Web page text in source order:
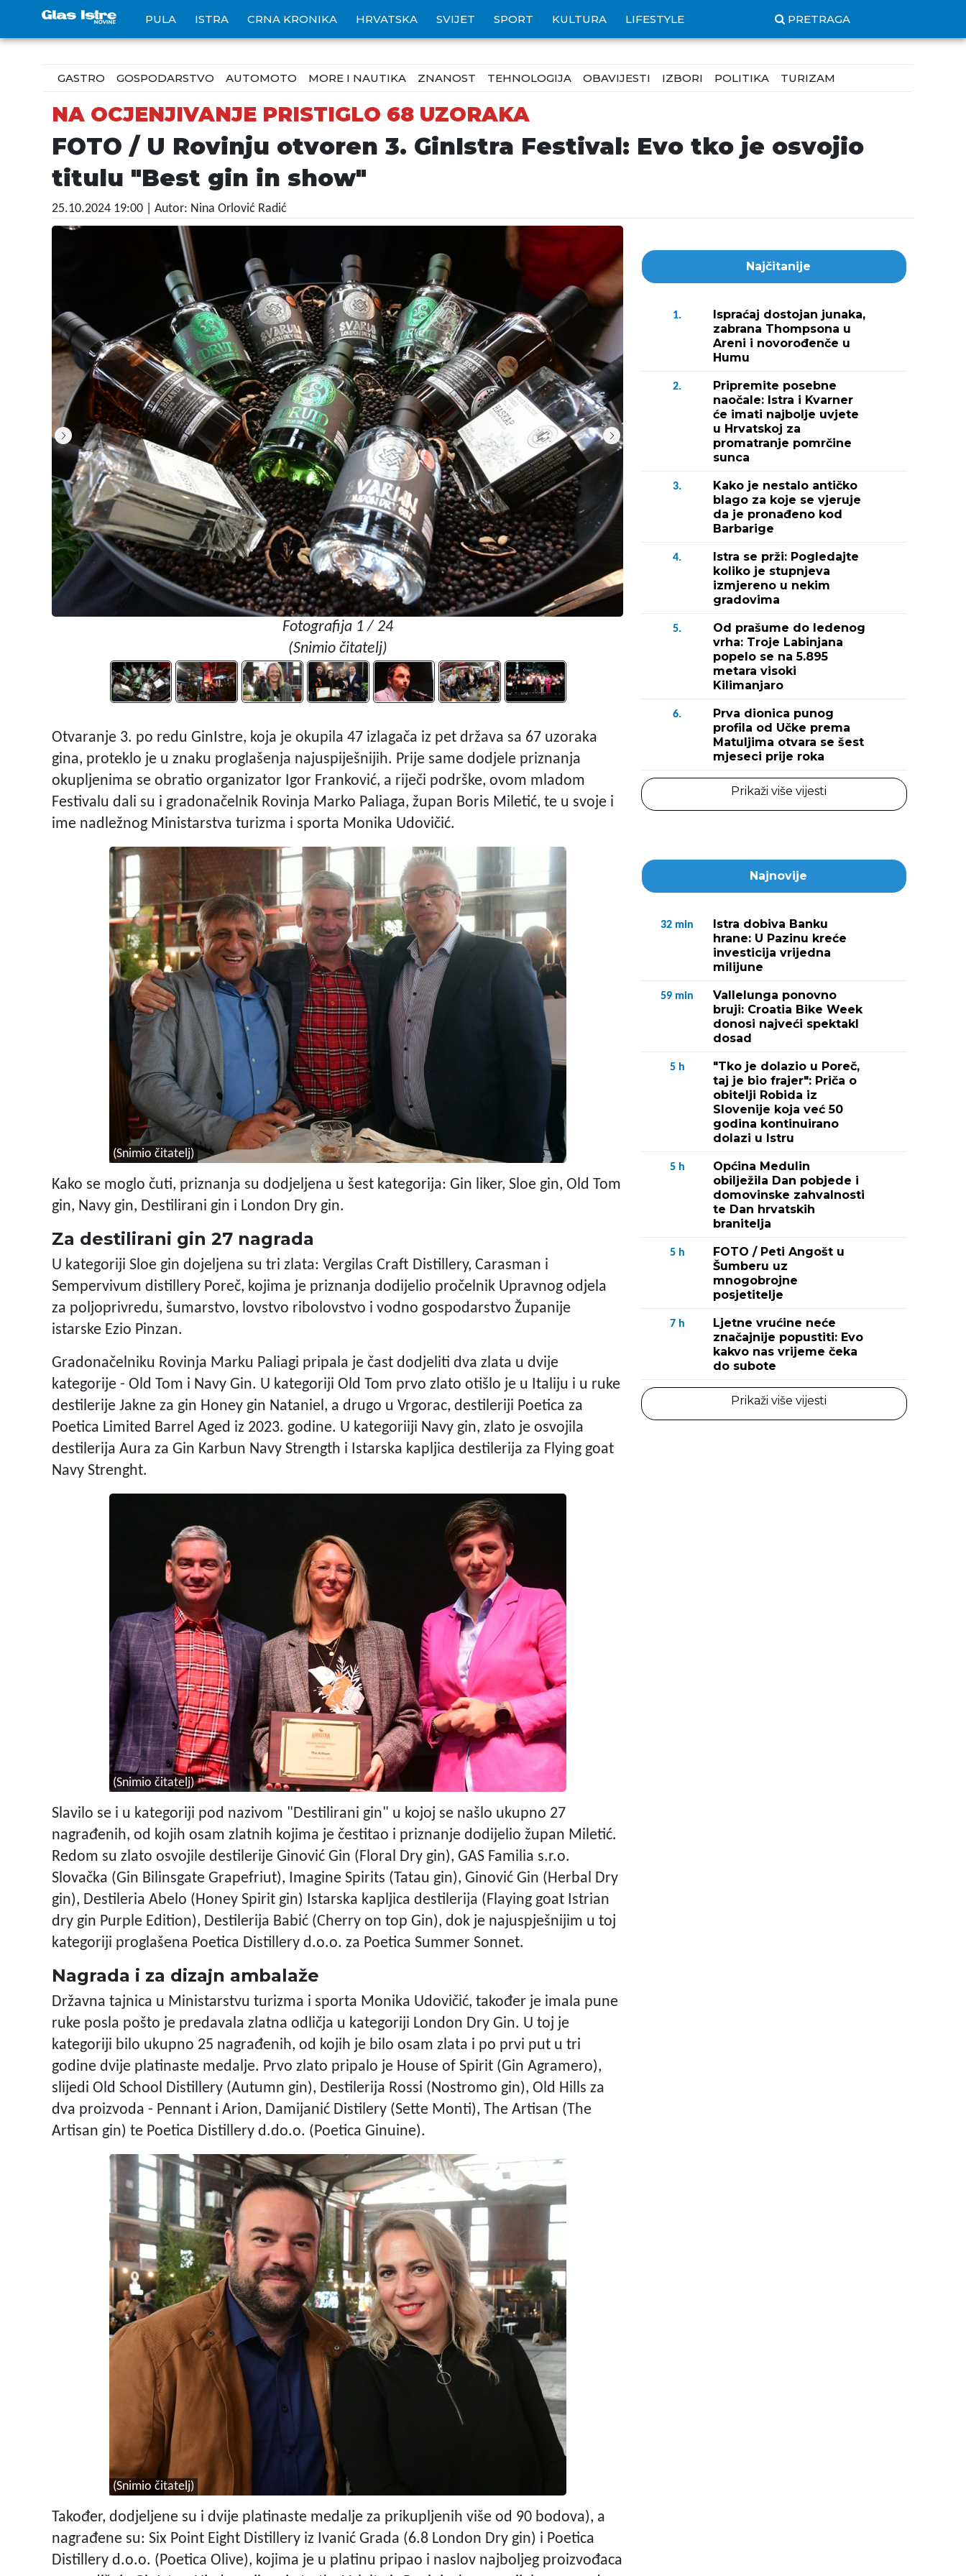
PULA ISTRA CRNA KRONIKA HRVATSKA SVIJET SPORT KULTURA LIFESTYLE PRETRAGA
GASTRO GOSPODARSTVO AUTOMOTO MORE I NAUTIKA ZNANOST TEHNOLOGIJA OBAVIJESTI IZBORI POLITIKA TURIZAM
NA OCJENJIVANJE PRISTIGLO 68 UZORAKA
FOTO / U Rovinju otvoren 3. GinIstra Festival: Evo tko je osvojio
titulu "Best gin in show"
25.10.2024 19:00 | Autor: Nina Orlović Radić
Fotografija 1 / 24
(Snimio čitatelj)
Otvaranje 3. po redu GinIstre, koja je okupila 47 izlagača iz pet država sa 67 uzoraka
gina, proteklo je u znaku proglašenja najuspiješnijih. Prije same dodjele priznanja
okupljenima se obratio organizator Igor Franković, a riječi podrške, ovom mladom
Festivalu dali su i gradonačelnik Rovinja Marko Paliaga, župan Boris Miletić, te u svoje i
ime nadležnog Ministarstva turizma i sporta Monika Udovičić.
(Snimio čitatelj)
Kako se moglo čuti, priznanja su dodjeljena u šest kategorija: Gin liker, Sloe gin, Old Tom
gin, Navy gin, Destilirani gin i London Dry gin.
Za destilirani gin 27 nagrada
U kategoriji Sloe gin dojeljena su tri zlata: Vergilas Craft Distillery, Carasman i
Sempervivum distillery Poreč, kojima je priznanja dodijelio pročelnik Upravnog odjela
za poljoprivredu, šumarstvo, lovstvo ribolovstvo i vodno gospodarstvo Županije
istarske Ezio Pinzan.
Gradonačelniku Rovinja Marku Paliagi pripala je čast dodjeliti dva zlata u dvije
kategorije - Old Tom i Navy Gin. U kategoriji Old Tom prvo zlato otišlo je u Italiju i u ruke
destilerije Jakne za gin Honey gin Nataniel, a drugo u Vrgorac, destileriji Poetica za
Poetica Limited Barrel Aged iz 2023. godine. U kategoriiji Navy gin, zlato je osvojila
destilerija Aura za Gin Karbun Navy Strength i Istarska kapljica destilerija za Flying goat
Navy Strenght.
(Snimio čitatelj)
Slavilo se i u kategoriji pod nazivom "Destilirani gin" u kojoj se našlo ukupno 27
nagrađenih, od kojih osam zlatnih kojima je čestitao i priznanje dodijelio župan Miletić.
Redom su zlato osvojile destilerije Ginović Gin (Floral Dry gin), GAS Familia s.r.o.
Slovačka (Gin Bilinsgate Grapefriut), Imagine Spirits (Tatau gin), Ginović Gin (Herbal Dry
gin), Destileria Abelo (Honey Spirit gin) Istarska kapljica destilerija (Flaying goat Istrian
dry gin Purple Edition), Destilerija Babić (Cherry on top Gin), dok je najuspješnijim u toj
kategoriji proglašena Poetica Distillery d.o.o. za Poetica Summer Sonnet.
Nagrada i za dizajn ambalaže
Državna tajnica u Ministarstvu turizma i sporta Monika Udovičić, također je imala pune
ruke posla pošto je predavala zlatna odličja u kategoriji London Dry Gin. U toj je
kategoriji bilo ukupno 25 nagrađenih, od kojih je bilo osam zlata i po prvi put u tri
godine dvije platinaste medalje. Prvo zlato pripalo je House of Spirit (Gin Agramero),
slijedi Old School Distillery (Autumn gin), Destilerija Rossi (Nostromo gin), Old Hills za
dva proizvoda - Pennant i Arion, Damijanić Distilery (Sette Monti), The Artisan (The
Artisan gin) te Poetica Distillery d.do.o. (Poetica Ginuine).
(Snimio čitatelj)
Također, dodjeljene su i dvije platinaste medalje za prikupljenih više od 90 bodova), a
nagrađene su: Six Point Eight Distillery iz Ivanić Grada (6.8 London Dry gin) i Poetica
Distillery d.o.o. (Poetica Olive), kojima je u platinu pripao i naslov najboljeg proizvođaca
Najčitanije
1.
Ispraćaj dostojan junaka,
zabrana Thompsona u
Areni i novorođenče u
Humu
2.
Pripremite posebne
naočale: Istra i Kvarner
će imati najbolje uvjete
u Hrvatskoj za
promatranje pomrčine
sunca
3.
Kako je nestalo antičko
blago za koje se vjeruje
da je pronađeno kod
Barbarige
4.
Istra se prži: Pogledajte
koliko je stupnjeva
izmjereno u nekim
gradovima
5.
Od prašume do ledenog
vrha: Troje Labinjana
popelo se na 5.895
metara visoki
Kilimanjaro
6.
Prva dionica punog
profila od Učke prema
Matuljima otvara se šest
mjeseci prije roka
Prikaži više vijesti
Najnovije
32 min
Istra dobiva Banku
hrane: U Pazinu kreće
investicija vrijedna
milijune
59 min
Vallelunga ponovno
bruji: Croatia Bike Week
donosi najveći spektakl
dosad
5 h
"Tko je dolazio u Poreč,
taj je bio frajer": Priča o
obitelji Robida iz
Slovenije koja već 50
godina kontinuirano
dolazi u Istru
5 h
Općina Medulin
obilježila Dan pobjede i
domovinske zahvalnosti
te Dan hrvatskih
branitelja
5 h
FOTO / Peti Angošt u
Šumberu uz
mnogobrojne
posjetitelje
7 h
Ljetne vrućine neće
značajnije popustiti: Evo
kakvo nas vrijeme čeka
do subote
Prikaži više vijesti